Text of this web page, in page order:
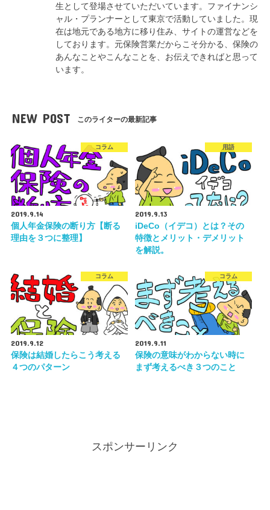
生として登場させていただいています。ファイナンシ
ャル・プランナーとして東京で活動していました。現
在は地元である地方に移り住み、サイトの運営などを
しております。元保険営業だからこそ分かる、保険の
あんなことやこんなことを、お伝えできればと思って
います。
NEW POST このライターの最新記事
コラム
2019.9.14
個人年金保険の断り方【断る
理由を３つに整理】
用語
2019.9.13
iDeCo（イデコ）とは？その
特徴とメリット・デメリット
を解説。
コラム
2019.9.12
保険は結婚したらこう考える
４つのパターン
コラム
2019.9.11
保険の意味がわからない時に
まず考えるべき３つのこと
スポンサーリンク